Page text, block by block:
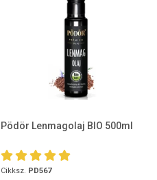
Pödör Lenmagolaj BIO 500ml
Cikksz. PD567